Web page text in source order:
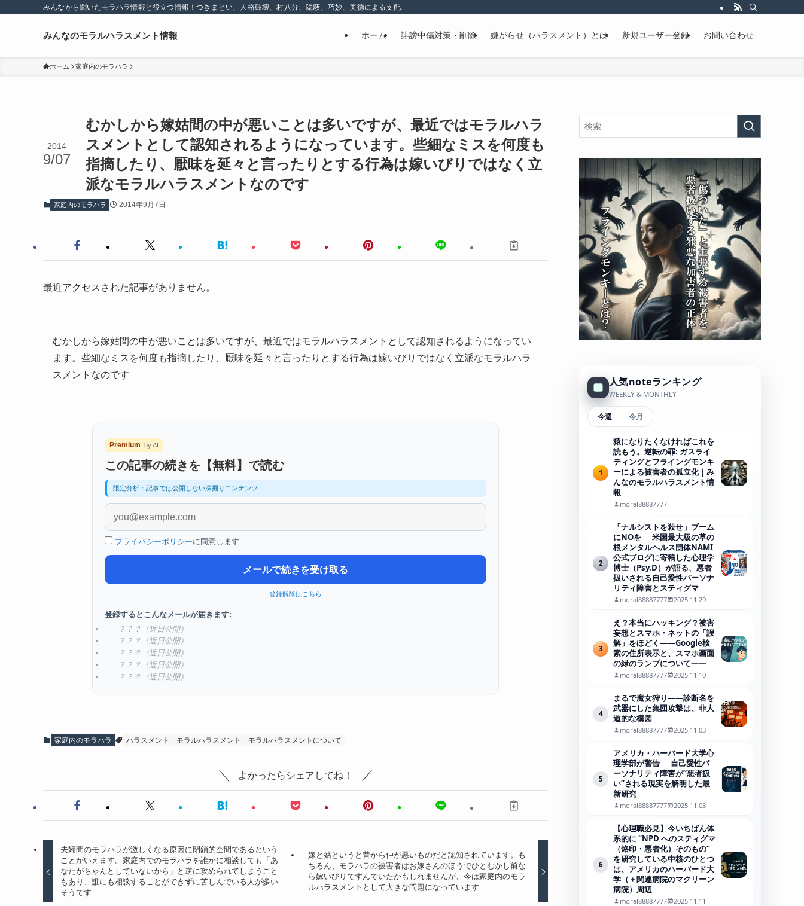
みんなから聞いたモラハラ情報と役立つ情報！つきまとい、人格破壊、村八分、隠蔽、巧妙、美徳による支配、精神的な嫌がらせ
みんなのモラルハラスメント情報 ホーム 誹謗中傷対策・削除 嫌がらせ（ハラスメント）とは 新規ユーザー登録 お問い合わせ
ホーム 家庭内のモラハラ
むかしから嫁姑間の中が悪いことは多いですが、最近ではモラルハラ
スメントとして認知されるようになっています。些細なミスを何度も
指摘したり、厭味を延々と言ったりとする行為は嫁いびりではなく立
派なモラルハラスメントなのです
2014
9/07
家庭内のモラハラ 2014年9月7日
最近アクセスされた記事がありません。
むかしから嫁姑間の中が悪いことは多いですが、最近ではモラルハラスメントとして認知されるようになってい
ます。些細なミスを何度も指摘したり、厭味を延々と言ったりとする行為は嫁いびりではなく立派なモラルハラ
スメントなのです
Premium by AI
この記事の続きを【無料】で読む
限定分析：記事では公開しない深掘りコンテンツ
プライバシーポリシーに同意します
メールで続きを受け取る
登録解除はこちら
登録するとこんなメールが届きます:
？？？（近日公開）
？？？（近日公開）
？？？（近日公開）
？？？（近日公開）
？？？（近日公開）
家庭内のモラハラ ハラスメント モラルハラスメント モラルハラスメントについて
よかったらシェアしてね！
夫婦間のモラハラが激しくなる原因に閉鎖的空間であるという
ことがいえます。家庭内でのモラハラを誰かに相談しても「あ
なたがちゃんとしていないから」と逆に攻められてしまうこと
もあり、誰にも相談することができずに苦しんでいる人が多い
そうです
嫁と姑というと昔から仲が悪いものだと認知されています。も
ちろん、モラハラの被害者はお嫁さんのほうでひとむかし前な
ら嫁いびりですんでいたかもしれませんが、今は家庭内のモラ
ルハラスメントとして大きな問題になっています
人気noteランキング
WEEKLY & MONTHLY
今週 今月
1
猿になりたくなければこれを
読もう。逆転の罪: ガスライ
ティングとフライングモンキ
ーによる被害者の孤立化｜み
んなのモラルハラスメント情
報
moral88887777
2
「ナルシストを殺せ」ブーム
にNOを──米国最大級の草の
根メンタルヘルス団体NAMI
公式ブログに寄稿した心理学
博士（Psy.D）が語る、悪者
扱いされる自己愛性パーソナ
リティ障害とスティグマ
moral88887777 2025.11.29
3
え？本当にハッキング？被害
妄想とスマホ・ネットの「誤
解」をほどく――Google検
索の住所表示と、スマホ画面
の緑のランプについて――
moral88887777 2025.11.10
4
まるで魔女狩り——診断名を
武器にした集団攻撃は、非人
道的な構図
moral88887777 2025.11.03
5
アメリカ・ハーバード大学心
理学部が警告──自己愛性パ
ーソナリティ障害が“悪者扱
い”される現実を解明した最
新研究
moral88887777 2025.11.03
6
【心理職必見】今いちばん体
系的に “NPD へのスティグマ
（烙印・悪者化）そのもの”
を研究している中核のひとつ
は、アメリカのハーバード大
学（＋関連病院のマクリーン
病院）周辺
moral88887777
2025.11.11